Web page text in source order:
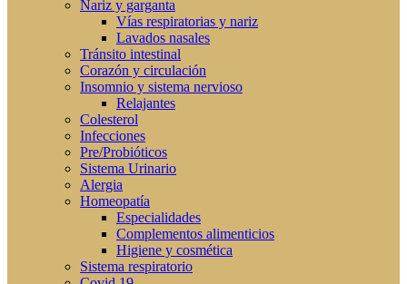
Nariz y garganta
Vías respiratorias y nariz
Lavados nasales
Tránsito intestinal
Corazón y circulación
Insomnio y sistema nervioso
Relajantes
Colesterol
Infecciones
Pre/Probióticos
Sistema Urinario
Alergia
Homeopatía
Especialidades
Complementos alimenticios
Higiene y cosmética
Sistema respiratorio